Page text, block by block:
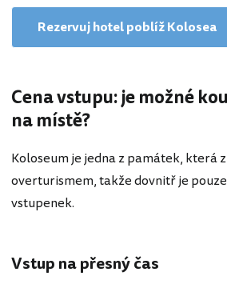
Rezervuj hotel poblíž Kolosea
Cena vstupu: je možné
na místě?
Koloseum je jedna z památek, která
overturismem, takže dovnitř je
vstupenek.
Vstup na přesný čas